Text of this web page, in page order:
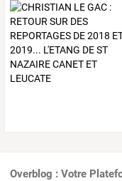
Overblog : Votre